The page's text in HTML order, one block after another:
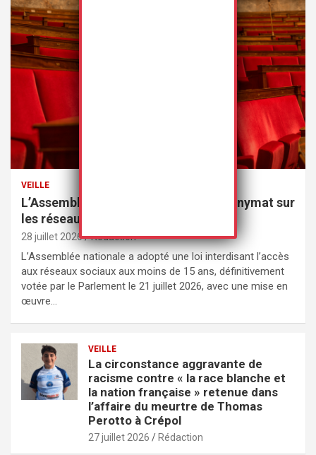
VEILLE
L’Assemblée nationale met fin à l’anonymat sur
les réseaux sociaux
28 juillet 2026 Rédaction
L’Assemblée nationale a adopté une loi interdisant l’accès
aux réseaux sociaux aux moins de 15 ans, définitivement
votée par le Parlement le 21 juillet 2026, avec une mise en
œuvre…
VEILLE
La circonstance aggravante de
racisme contre « la race blanche et
la nation française » retenue dans
l’affaire du meurtre de Thomas
Perotto à Crépol
27 juillet 2026 Rédaction